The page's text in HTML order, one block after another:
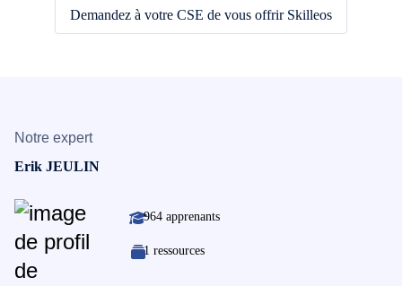
Demandez à votre CSE de vous offrir Skilleos
Notre expert
Erik JEULIN
964 apprenants
1 ressources